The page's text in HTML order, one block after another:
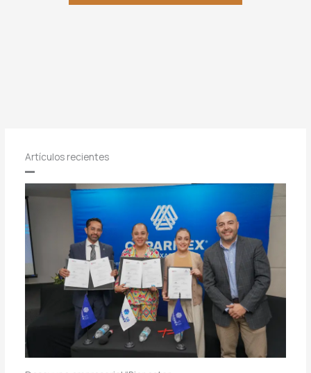
Artículos recientes